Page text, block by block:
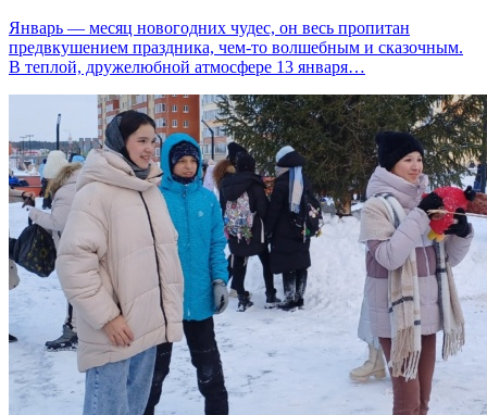
Январь — месяц новогодних чудес, он весь пропитан
предвкушением праздника, чем-то волшебным и сказочным.
В теплой, дружелюбной атмосфере 13 января…